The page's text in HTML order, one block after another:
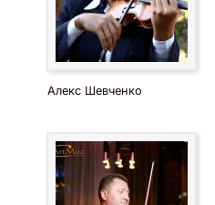
Алекс Шевченко